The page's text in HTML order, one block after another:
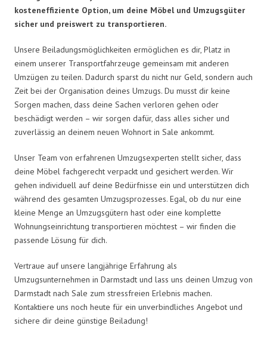
kosteneffiziente Option, um deine Möbel und Umzugsgüter
sicher und preiswert zu transportieren.
Unsere Beiladungsmöglichkeiten ermöglichen es dir, Platz in
einem unserer Transportfahrzeuge gemeinsam mit anderen
Umzügen zu teilen. Dadurch sparst du nicht nur Geld, sondern auch
Zeit bei der Organisation deines Umzugs. Du musst dir keine
Sorgen machen, dass deine Sachen verloren gehen oder
beschädigt werden – wir sorgen dafür, dass alles sicher und
zuverlässig an deinem neuen Wohnort in Sale ankommt.
Unser Team von erfahrenen Umzugsexperten stellt sicher, dass
deine Möbel fachgerecht verpackt und gesichert werden. Wir
gehen individuell auf deine Bedürfnisse ein und unterstützen dich
während des gesamten Umzugsprozesses. Egal, ob du nur eine
kleine Menge an Umzugsgütern hast oder eine komplette
Wohnungseinrichtung transportieren möchtest – wir finden die
passende Lösung für dich.
Vertraue auf unsere langjährige Erfahrung als
Umzugsunternehmen in Darmstadt und lass uns deinen Umzug von
Darmstadt nach Sale zum stressfreien Erlebnis machen.
Kontaktiere uns noch heute für ein unverbindliches Angebot und
sichere dir deine günstige Beiladung!